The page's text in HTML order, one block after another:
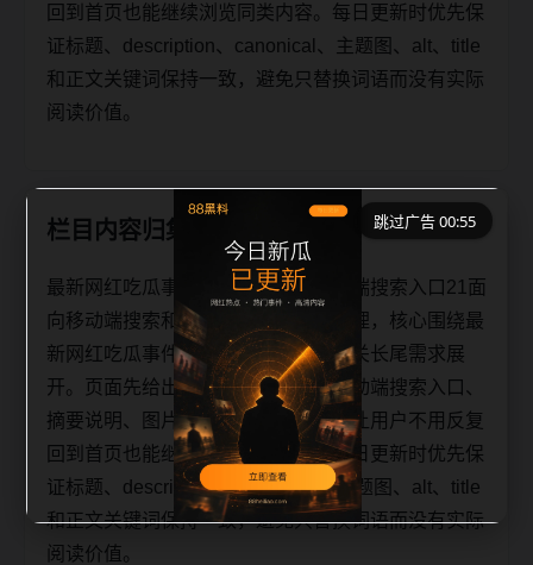
回到首页也能继续浏览同类内容。每日更新时优先保
证标题、description、canonical、主题图、alt、title
和正文关键词保持一致，避免只替换词语而没有实际
阅读价值。
栏目内容归集
最新网红吃瓜事件合集网红热点移动端搜索入口21面
向移动端搜索和站内连续阅读场景整理，核心围绕最
新网红吃瓜事件合集、网红热点和相关长尾需求展
开。页面先给出清晰主题，再补充移动端搜索入口、
摘要说明、图片语义和可点击入口，让用户不用反复
回到首页也能继续浏览同类内容。每日更新时优先保
证标题、description、canonical、主题图、alt、title
和正文关键词保持一致，避免只替换词语而没有实际
阅读价值。
跳过广告 00:55